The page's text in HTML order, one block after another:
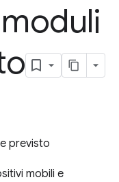
previsto
mobili e